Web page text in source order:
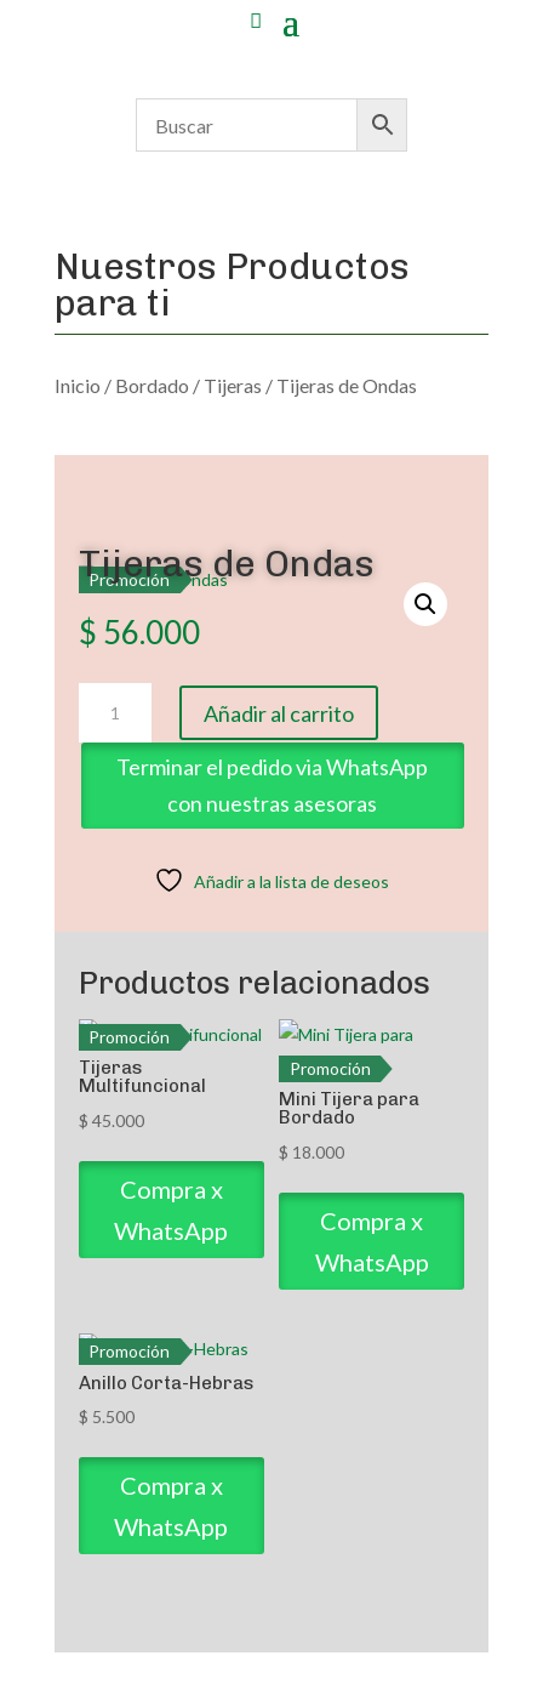
Nuestros Productos
para ti
Inicio / Bordado / Tijeras / Tijeras de Ondas
Promoción
Tijeras de Ondas
$ 56.000
Ondas
cantidad
Añadir al carrito
Terminar el pedido via WhatsApp
con nuestras asesoras
Añadir a la lista de deseos
Productos relacionados
Promoción
Tijeras
Multifuncional
$ 45.000
Compra x
WhatsApp
Promoción
Mini Tijera para
Bordado
$ 18.000
Compra x
WhatsApp
Promoción
Anillo Corta-Hebras
$ 5.500
Compra x
WhatsApp